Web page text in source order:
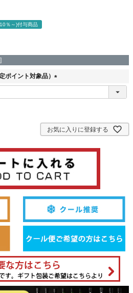
％～)付与商品
ポイント対象品）
(
必
お気に入りに登録する